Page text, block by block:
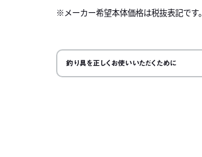
メーカー希望本体価格は税抜表記です。
釣り具を正しくお使いいただくために